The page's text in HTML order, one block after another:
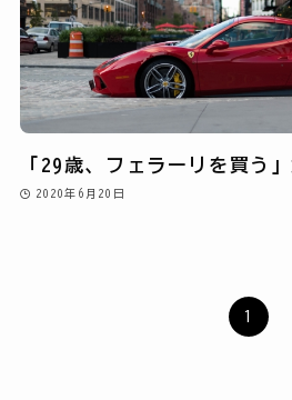
「29歳、フェラーリを買う
2020年6月20日
1